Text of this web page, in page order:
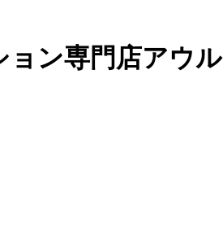
ョン専門店アウル